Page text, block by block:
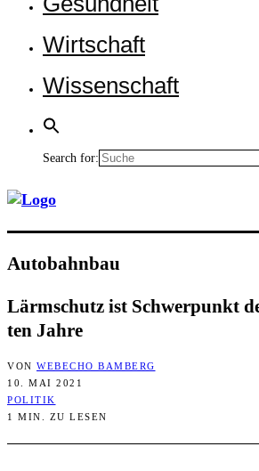
Wirt­schaft
Wis­sen­schaft
Search for:
Auto­bahn­bau
Lärm­schutz ist Schwer­punkt
ten Jahre
VON WEBECHO BAMBERG
10. MAI 2021
POLITIK
1 MIN. ZU LESEN